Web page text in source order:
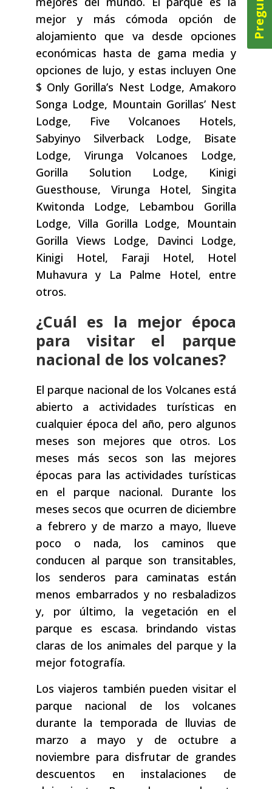
mejor y más cómoda opción de
alojamiento que va desde opciones
económicas hasta de gama media y
opciones de lujo, y estas incluyen One
$ Only Gorilla’s Nest Lodge, Amakoro
Songa Lodge, Mountain Gorillas’ Nest
Lodge, Five Volcanoes Hotels,
Sabyinyo Silverback Lodge, Bisate
Lodge, Virunga Volcanoes Lodge,
Gorilla Solution Lodge, Kinigi
Guesthouse, Virunga Hotel, Singita
Kwitonda Lodge, Lebambou Gorilla
Lodge, Villa Gorilla Lodge, Mountain
Gorilla Views Lodge, Davinci Lodge,
Kinigi Hotel, Faraji Hotel, Hotel
Muhavura y La Palme Hotel, entre
otros.
¿Cuál es la mejor época
para visitar el parque
nacional de los volcanes?
El parque nacional de los Volcanes está
abierto a actividades turísticas en
cualquier época del año, pero algunos
meses son mejores que otros. Los
meses más secos son las mejores
épocas para las actividades turísticas
en el parque nacional. Durante los
meses secos que ocurren de diciembre
a febrero y de marzo a mayo, llueve
poco o nada, los caminos que
conducen al parque son transitables,
los senderos para caminatas están
menos embarrados y no resbaladizos
y, por último, la vegetación en el
parque es escasa. brindando vistas
claras de los animales del parque y la
mejor fotografía.
Los viajeros también pueden visitar el
parque nacional de los volcanes
durante la temporada de lluvias de
marzo a mayo y de octubre a
noviembre para disfrutar de grandes
descuentos en instalaciones de